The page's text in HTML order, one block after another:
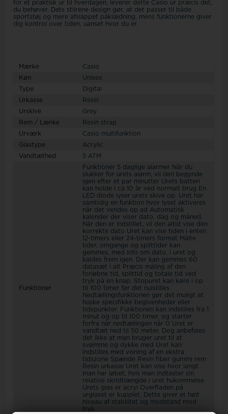
for et praktisk ur til hverdagen, leverer dette Casio ur præcis det,
du behøver. Dets stilrene design gør, at det passer til både
sportstøj og mere afslappet påklædning, mens funktionerne giver
dig kontrol over tiden, uanset hvor du er.
Mærke
Casio
Køn
Unisex
Type
Digital
Urkasse
Resin
Urskive
Grey
Rem / Lænke
Resin strap
Urværk
Casio multifunktion
Glastype
Acrylic
Vandtæthed
5 ATM
Funktioner
Funktioner 5 daglige alarmer Når du
slukker for urets alarm, vil den begynde
igen efter et par minutter Urets batteri
kan holde i ca 10 år ved normalt brug En
LED diode lyser urets skive op. Uret har
samtidig en funktion hvor lyset aktiveres
når det vendes op ad Automatisk
kalender der viser dato, dag og måned.
Når den er indstillet, vil den altid vise den
korrekte dato Uret kan vise tiden i enten
12-timers eller 24-timers format Målte
tider, omgange og splittider kan
gemmes, med info om dato, i uret og
kaldes frem igen. Der kan gemmes 60
datasæt i alt Præcis måling af den
forløbne tid, splittid og totale tid ved
tryk på en knap. Stopuret kan køre i op
til 100 timer før det nulstilles
Nedtællingsfunktionen gør det muligt at
huske specifikke begivenheder eller
tidspunkter. Funktionen kan indstilles fra 1
minut og op til 100 timer, og starter
forfra når nedtællingen når 0 Uret er
vandtæt ned til 50 meter. Dog anbefales
det ikke at man bruger uret til at
svømme og dykke med Uret kan
indstilles med visning af en ekstra
tidszone Spænde Resin fiber gummi rem
Resin urkasse Uret kan vise hvor langt
man har løbet, hvis man indtaster sin
relative skridtlængde i uret hukommelse
Urets glas er acryl Overfladen på
urglaset er kupplet. Dette giver et højt
niveau af stabilitet og modstand mod
tryk